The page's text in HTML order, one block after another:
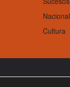
Nacional
Cultura